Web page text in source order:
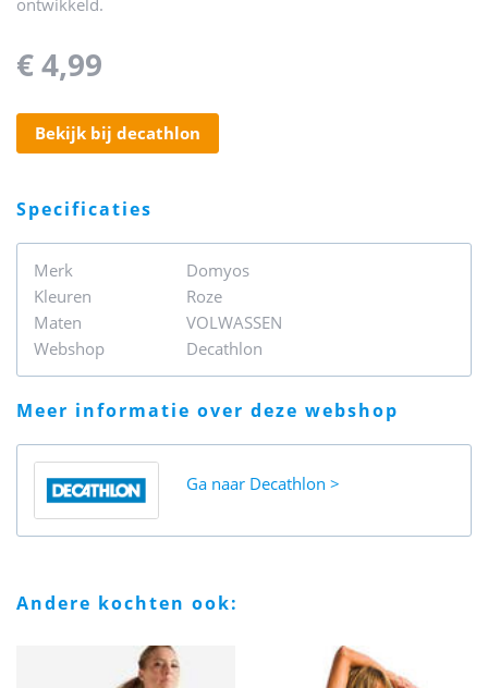
ontwikkeld.
€ 4,99
bekijk bij decathlon
specificaties
Merk
Domyos
Kleuren
Roze
Maten
VOLWASSEN
Webshop
Decathlon
meer informatie over deze webshop
Ga naar Decathlon
andere kochten ook: